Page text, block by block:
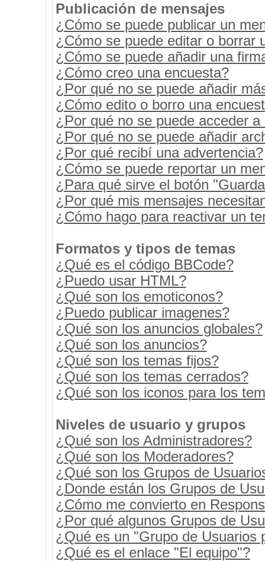
Publicación de mensajes
¿Cómo se puede publicar un
¿Cómo se puede editar o borrar
¿Cómo se puede añadir una
¿Cómo creo una encuesta?
¿Por qué no se puede añadir
¿Cómo edito o borro una
¿Por qué no se puede acceder a
¿Por qué no se puede añadir
¿Por qué recibí una advertencia?
¿Cómo se puede reportar un
¿Para qué sirve el botón
¿Por qué mis mensajes
¿Cómo hago para reactivar un
Formatos y tipos de temas
¿Qué es el código BBCode?
¿Puedo usar HTML?
¿Qué son los emoticonos?
¿Puedo publicar imagenes?
¿Qué son los anuncios globales?
¿Qué son los anuncios?
¿Qué son los temas fijos?
¿Qué son los temas cerrados?
¿Qué son los iconos para los
Niveles de usuario y grupos
¿Qué son los Administradores?
¿Qué son los Moderadores?
¿Qué son los Grupos de
¿Donde están los Grupos de
¿Cómo me convierto en
¿Por qué algunos Grupos de
¿Qué es un "Grupo de Usuarios
¿Qué es el enlace "El equipo"?